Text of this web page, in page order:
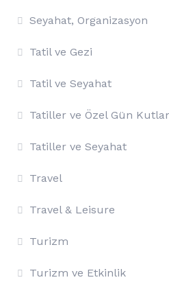
Seyahat, Organizasyon
Tatil ve Gezi
Tatil ve Seyahat
Tatiller ve Özel Gün
Tatiller ve Seyahat
Travel
Travel & Leisure
Turizm
Turizm ve Etkinlik